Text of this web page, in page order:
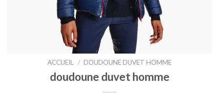
ACCUEIL / DOUDOUNE DUVET HOMME
doudoune duvet homme